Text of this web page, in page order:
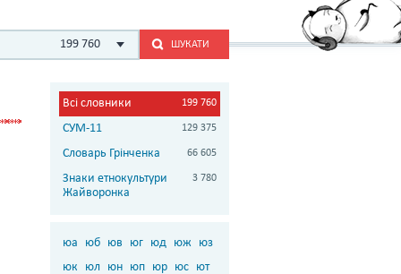
199 760 ШУКАТИ
Всі словники 199 760
СУМ-11 129 375
Словарь Грінченка 66 605
Знаки етнокультури
Жайворонка
3 780
юа юб юв юг юд юж юз
юк
юл юн юп юр юс ют